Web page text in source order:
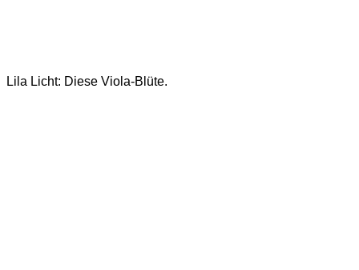
Lila Licht: Diese Viola-Blüte.